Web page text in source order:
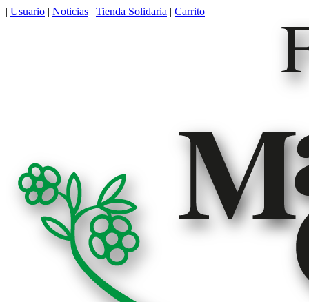
| Usuario | Noticias | Tienda Solidaria | Carrito